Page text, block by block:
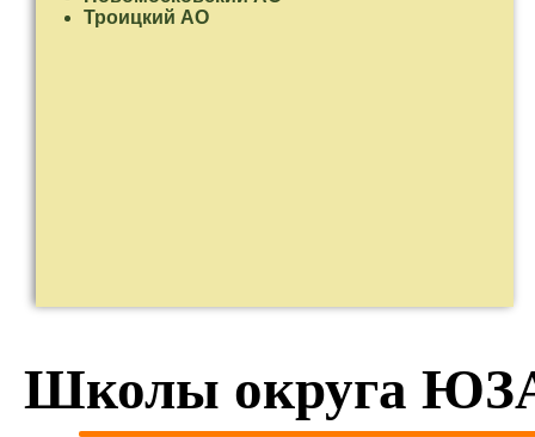
Троицкий АО
Школы округа